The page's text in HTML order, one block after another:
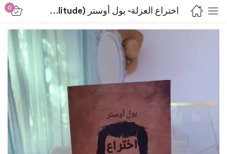
اختراع العزلة- بول أوستر (Paul Auster’s book The Invention of Solitude) 0
Sign in
Remember me
Lost password?